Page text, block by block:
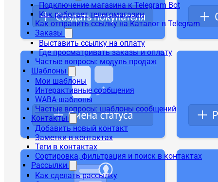
Подключение магазина к Telegram Bot
Как работает телегомагазин
Как отправить ссылку на Каталог в Telegram
Заказы
Выставить ссылку на оплату
Где просматривать заказы и оплату
Частые вопросы: модуль продаж
Шаблоны
Мои шаблоны
Интерактивные сообщения
WABA-шаблоны
Частые вопросы: шаблоны сообщений
Контакты
Добавить новый контакт
Заметки в контактах
Теги в контактах
Сортировка, фильтрация и поиск в контактах
Рассылки
Как сделать рассылку